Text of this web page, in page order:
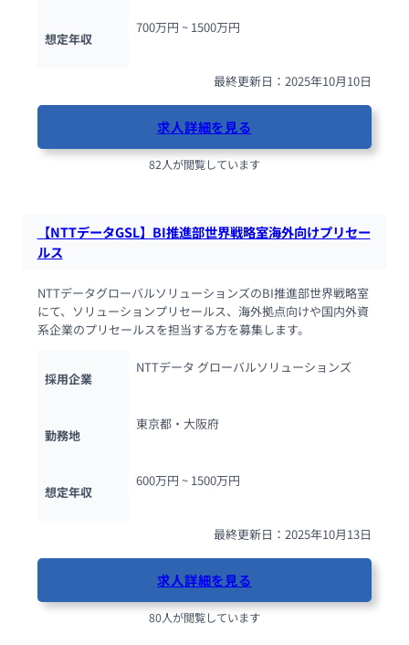
想定年収
700万円 ~ 1500万円
最終更新日：2025年10月10日
求人詳細を見る
82人が閲覧しています
【NTTデータGSL】BI推進部世界戦略室海外向けプリセー
ルス
NTTデータグローバルソリューションズのBI推進部世界戦略室
にて、ソリューションプリセールス、海外拠点向けや国内外資
系企業のプリセールスを担当する方を募集します。
採用企業
NTTデータ グローバルソリューションズ
勤務地
東京都・大阪府
想定年収
600万円 ~ 1500万円
最終更新日：2025年10月13日
求人詳細を見る
80人が閲覧しています